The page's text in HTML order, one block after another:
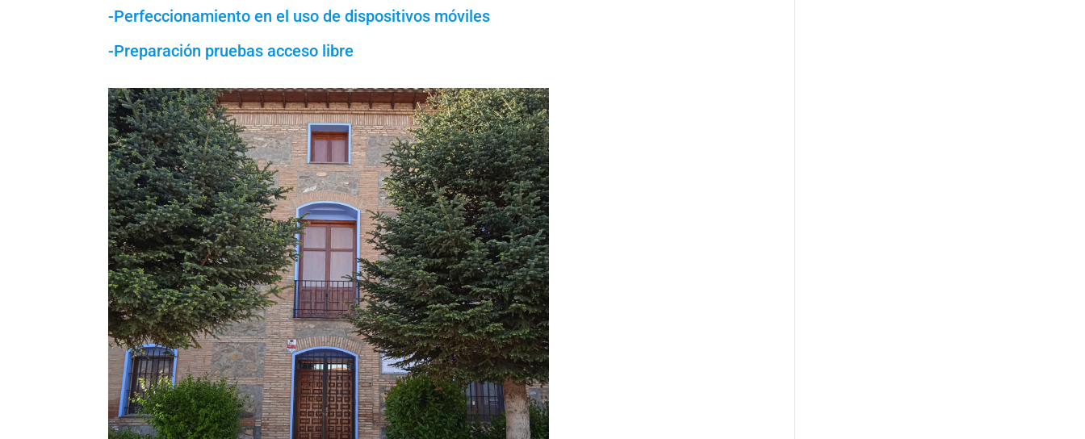
-Perfeccionamiento en el uso de dispositivos móviles
-Preparación pruebas acceso libre